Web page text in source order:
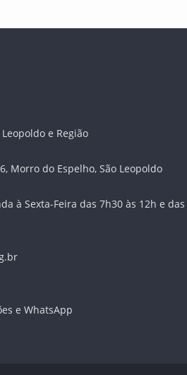
e Região
Morro do Espelho, São Leopoldo
à Sexta-Feira das 7h30 às 12h e das
e WhatsApp